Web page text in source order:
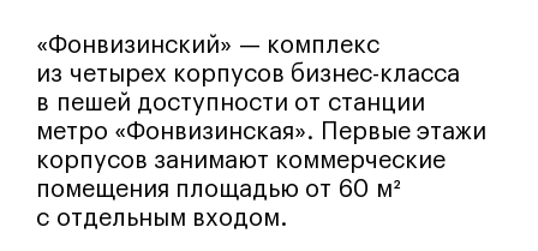
«Фонвизинский» — комплекс
из четырех корпусов бизнес-класса
в пешей доступности от станции
метро «Фонвизинская». Первые этажи
корпусов занимают коммерческие
помещения площадью от 60 м²
с отдельным входом.